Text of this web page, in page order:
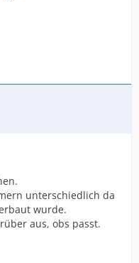
unterschiedlich da
wurde.
aus, obs passt.